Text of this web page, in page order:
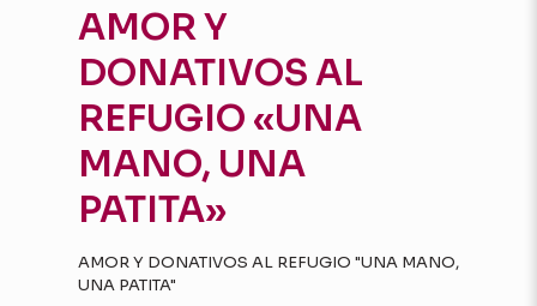
AMOR Y
DONATIVOS AL
REFUGIO «UNA
MANO, UNA
PATITA»
AMOR Y DONATIVOS AL REFUGIO "UNA MANO,
UNA PATITA"